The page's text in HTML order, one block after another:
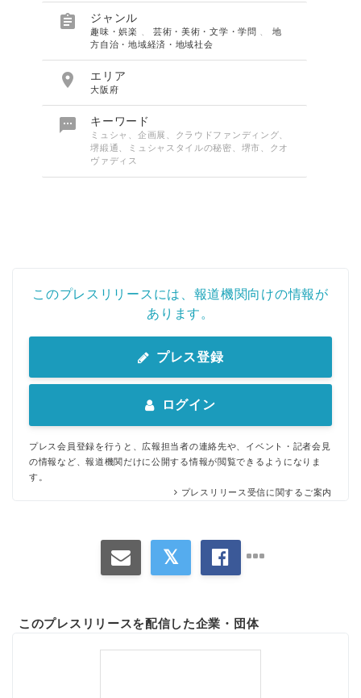
 ジャンル
趣味・娯楽 芸術・美術・文学・学問
地
方自治・地域経済・地域社会
 エリア
大阪府
 キーワード
ミュシャ、企画展、クラウドファンディング、
堺緞通、ミュシャスタイルの秘密、堺市、クオ
ヴァディス
このプレスリリースには、報道機関向けの情報が
あります。
プレス登録
ログイン
プレス会員登録を行うと、広報担当者の連絡先や、イベント・記者会見
の情報など、報道機関だけに公開する情報が閲覧できるようになりま
す。
プレスリリース受信に関するご案内
このプレスリリースを配信した企業・団体